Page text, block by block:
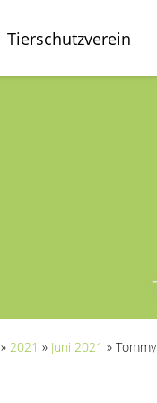
Tierschutzverein
» 2021 » Juni 2021 » Tommy